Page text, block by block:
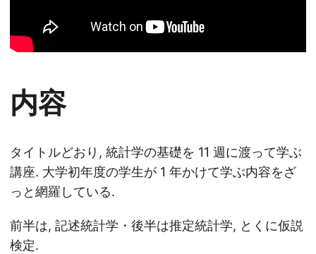
内容
タイトルどおり, 統計学の基礎を 11 週に渡って学ぶ
講座. 大学初年度の学生が 1 年かけて学ぶ内容をざ
っと網羅している.
前半は, 記述統計学・後半は推定統計学, とくに仮説
検定.